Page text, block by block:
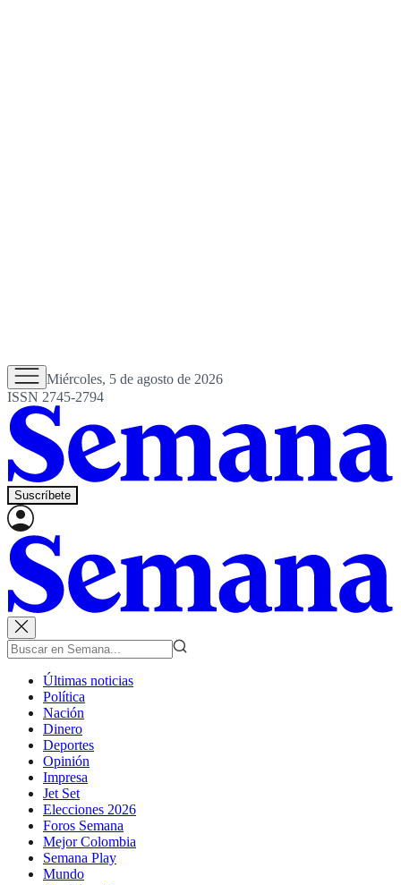
Miércoles, 5 de agosto de 2026
ISSN 2745-2794
Suscríbete
Últimas noticias
Política
Nación
Dinero
Deportes
Opinión
Impresa
Jet Set
Elecciones 2026
Foros Semana
Mejor Colombia
Semana Play
Mundo